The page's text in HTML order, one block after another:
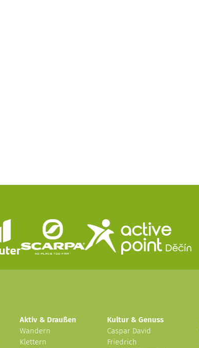
Aktiv & Draußen
Wandern
Klettern
Kultur & Genuss
Caspar David
Friedrich